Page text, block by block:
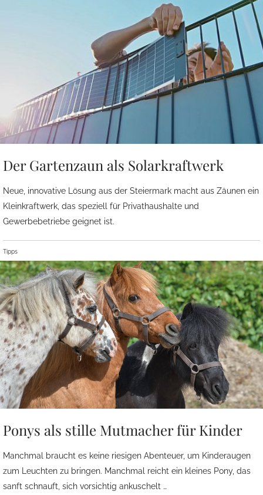
Der Gartenzaun als Solarkraftwerk
Neue, innovative Lösung aus der Steiermark macht aus Zäunen ein
Kleinkraftwerk, das speziell für Privathaushalte und
Gewerbebetriebe geignet ist.
Tipps
Ponys als stille Mutmacher für Kinder
Manchmal braucht es keine riesigen Abenteuer, um Kinderaugen
zum Leuchten zu bringen. Manchmal reicht ein kleines Pony, das
sanft schnauft, sich vorsichtig ankuschelt …